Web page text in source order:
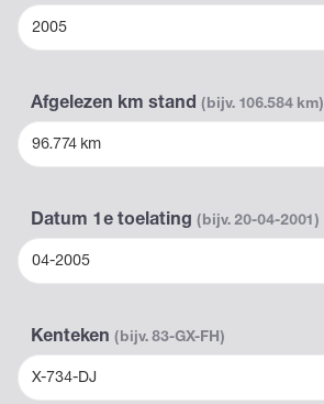
2005
Afgelezen km stand (bijv. 106.584 km)
96.774 km
Datum 1e toelating (bijv. 20-04-2001)
04-2005
Kenteken (bijv. 83-GX-FH)
X-734-DJ